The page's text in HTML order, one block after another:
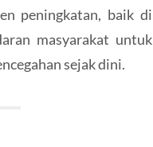
peningkatan, baik di
masyarakat untuk
sejak dini.